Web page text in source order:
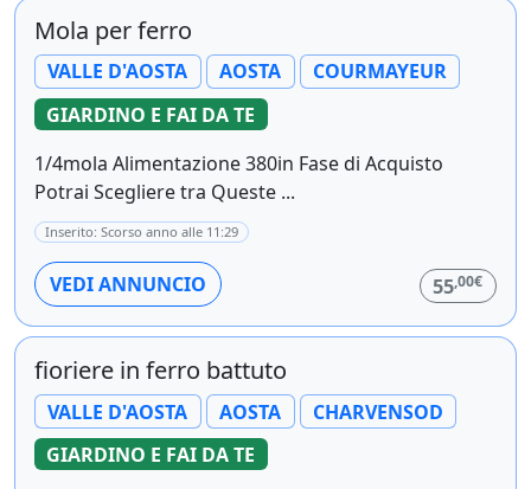
Mola per ferro
VALLE D'AOSTA AOSTA
COURMAYEUR
GIARDINO E FAI DA TE
1/4mola Alimentazione 380in Fase di Acquisto
Potrai Scegliere tra Queste ...
Inserito: Scorso anno alle 11:29
VEDI ANNUNCIO 55,00€
fioriere in ferro battuto
VALLE D'AOSTA AOSTA
CHARVENSOD
GIARDINO E FAI DA TE